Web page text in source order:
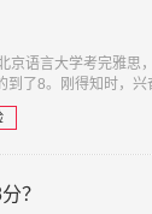
京语言大学考完雅
了8。刚得知时，
？